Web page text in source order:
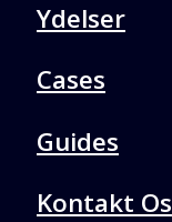
Ydelser
Cases
Guides
Kontakt Os